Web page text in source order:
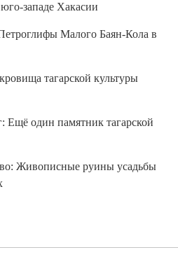
западе Хакасии
Малого Баян-Кола в
тагарской культуры
Ещё один памятник тагарской
Живописные руины усадьбы